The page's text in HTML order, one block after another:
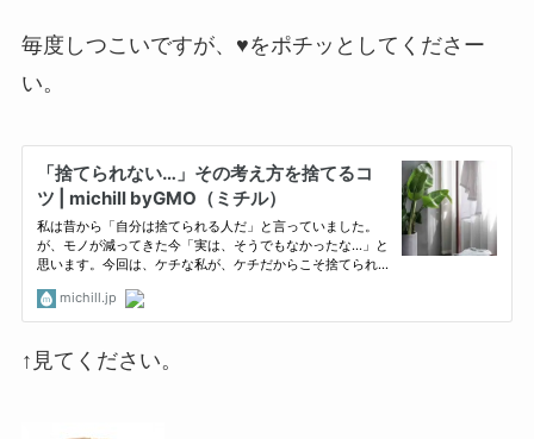
毎度しつこいですが、♥をポチッとしてくださー
い。
↑見てください。